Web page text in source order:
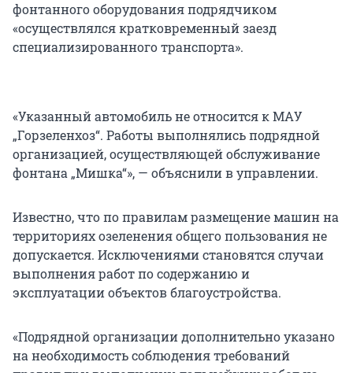
фонтанного оборудования подрядчиком
«осуществлялся кратковременный заезд
специализированного транспорта».
«Указанный автомобиль не относится к МАУ
„Горзеленхоз“. Работы выполнялись подрядной
организацией, осуществляющей обслуживание
фонтана „Мишка“», — объяснили в управлении.
Известно, что по правилам размещение машин на
территориях озеленения общего пользования не
допускается. Исключениями становятся случаи
выполнения работ по содержанию и
эксплуатации объектов благоустройства.
«Подрядной организации дополнительно указано
на необходимость соблюдения требований